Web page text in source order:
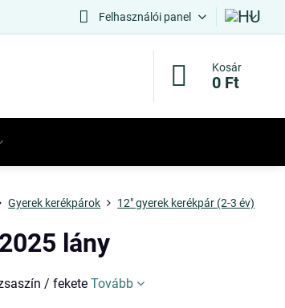
Felhasználói panel
Kosár
0 Ft
Gyerek kerékpárok 12" gyerek kerékpár (2-3 év)
lány
/ feketeTovább